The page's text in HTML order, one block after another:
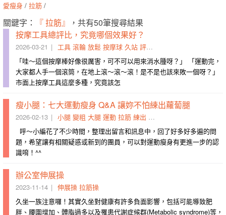
愛瘦身 / 拉筋 /
關鍵字： 『 拉筋』
，共有50筆搜尋結果
按摩工具總評比，究竟哪個效果好？
2026-03-21 工具 滾輪 放鬆 按摩球 久站 評比
「哇～這個按摩棒好像很厲害，可不可以用來消水腫呀？」 「運動完，
大家都人手一個滾筒，在地上滾～滾～滾！是不是也該來敗一個呀？」
市面上按摩工具這麼多種，究竟該怎
瘦小腿：七大運動瘦身 Q&A 讓妳不怕練出蘿蔔腿
2026-02-13 小腿 變粗 大腿 運動 拉筋 練出 阻力
呼～小編花了不少時間，整理出留言和訊息中，回了好多好多遍的問
題，希望讓有相關疑惑或新到的團員，可以對運動瘦身有更進一步的認
識唷！^^
辦公室伸展操
2023-11-14 伸展操 拉筋操
久坐一族注意囉！其實久坐對健康有許多負面影響，包括可能導致肥
胖、腰圍增加、體脂過多以及罹患代謝症候群(Metabolic syndrome)等，